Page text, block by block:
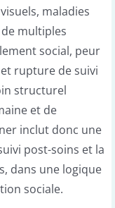
maladies
multiples
social, peur
rupture de suivi
structurel
et de
inclut donc une
post-soins et la
dans une logique
sociale.